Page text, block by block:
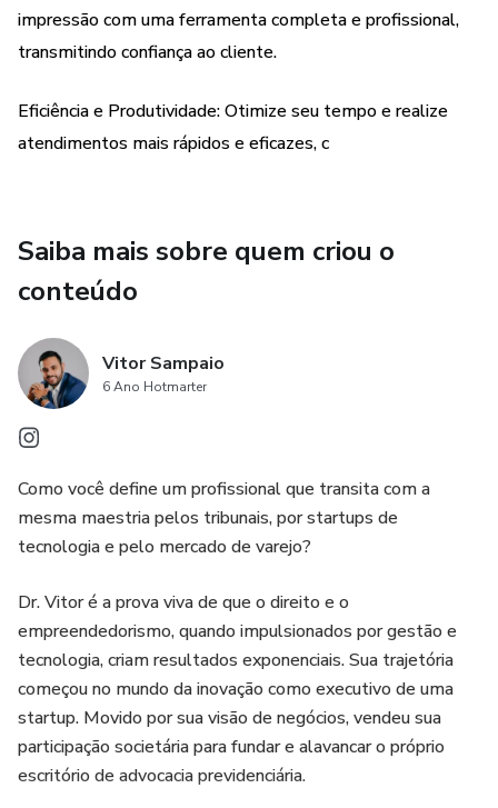
-Espaço para anotações e observações importantes
E muito mais!
Bônus 1: Lista de +70 documentos rurais, pesca e indígena
para solicitar na hora do atendimento
Bônus 2: Envie 1 sugestão de alteração e faremos a
alteração de forma personalizada em até 15 dias.
Garantia Incondicional de 7 Dias
Satisfação garantida ou seu dinheiro de volta!
impressão com uma ferramenta completa e profissional,
transmitindo confiança ao cliente.
Eficiência e Produtividade: Otimize seu tempo e realize
atendimentos mais rápidos e eficazes, c
Saiba mais sobre quem criou o
conteúdo
Vitor Sampaio
6 Ano Hotmarter
Como você define um profissional que transita com a
mesma maestria pelos tribunais, por startups de
tecnologia e pelo mercado de varejo?
Dr. Vitor é a prova viva de que o direito e o
empreendedorismo, quando impulsionados por gestão e
tecnologia, criam resultados exponenciais. Sua trajetória
começou no mundo da inovação como executivo de uma
startup. Movido por sua visão de negócios, vendeu sua
participação societária para fundar e alavancar o próprio
escritório de advocacia previdenciária.